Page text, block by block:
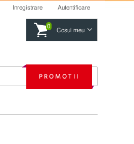
Inregistrare Autentificare
0
Cosul meu
PROMOTII